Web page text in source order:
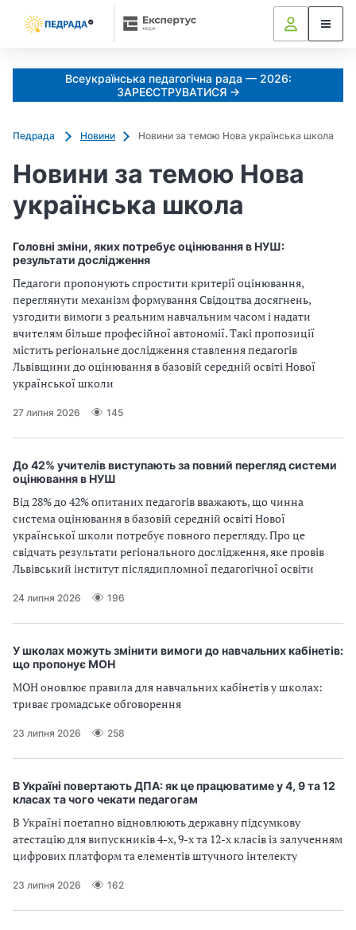
Всеукраїнська педагогічна рада — 2026:
ЗАРЕЄСТРУВАТИСЯ →
Педрада Новини Новини за темою Нова українська школа
Новини за темою Нова
українська школа
Головні зміни, яких потребує оцінювання в НУШ:
результати дослідження
Педагоги пропонують спростити критерії оцінювання,
переглянути механізм формування Свідоцтва досягнень,
узгодити вимоги з реальним навчальним часом і надати
вчителям більше професійної автономії. Такі пропозиції
містить регіональне дослідження ставлення педагогів
Львівщини до оцінювання в базовій середній освіті Нової
української школи
27 липня 2026 145
До 42% учителів виступають за повний перегляд системи
оцінювання в НУШ
Від 28% до 42% опитаних педагогів вважають, що чинна
система оцінювання в базовій середній освіті Нової
української школи потребує повного перегляду. Про це
свідчать результати регіонального дослідження, яке провів
Львівський інститут післядипломної педагогічної освіти
24 липня 2026 196
У школах можуть змінити вимоги до навчальних кабінетів:
що пропонує МОН
МОН оновлює правила для навчальних кабінетів у школах:
триває громадське обговорення
23 липня 2026 258
В Україні повертають ДПА: як це працюватиме у 4, 9 та 12
класах та чого чекати педагогам
В Україні поетапно відновлюють державну підсумкову
атестацію для випускників 4-х, 9-х та 12-х класів із залученням
цифрових платформ та елементів штучного інтелекту
23 липня 2026 162